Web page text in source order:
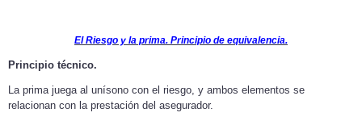
El Riesgo y la prima. Principio de equivalencia.
Principio técnico.
La prima juega al unísono con el riesgo, y ambos elementos se
relacionan con la prestación del asegurador.